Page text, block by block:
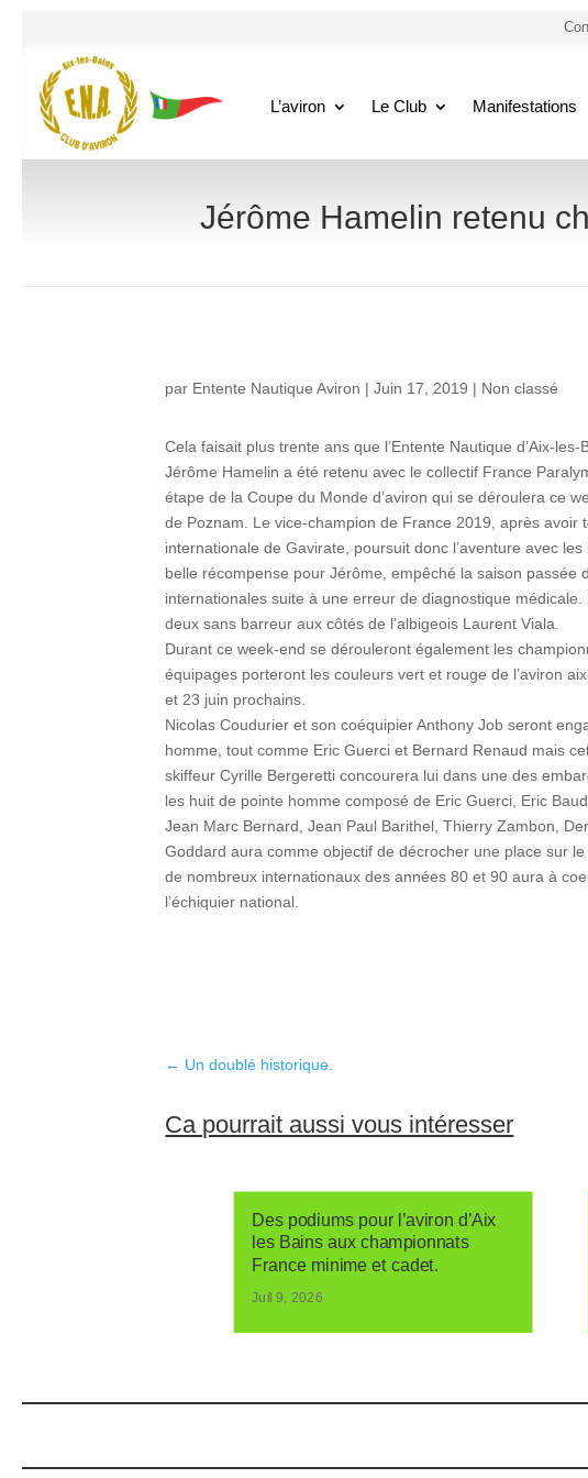
L’aviron Le Club Manifestations
Jérôme Hamelin retenu
par Entente Nautique Aviron |Juin 17, 2019 | Non classé
Cela faisait plus trente ans que l’Entente Nautique d’Aix-
Jérôme Hamelin a été retenu avec le collectif France
étape de la Coupe du Monde d’aviron qui se déroulera ce
de Poznam. Le vice-champion de France 2019, après avoir
internationale de Gavirate, poursuit donc l’aventure avec
belle récompense pour Jérôme, empêché la saison passée
internationales suite à une erreur de diagnostique
deux sans barreur aux côtés de l’albigeois Laurent Viala.
Durant ce week-end se dérouleront également les
équipages porteront les couleurs vert et rouge de l’aviron
et 23 juin prochains.
Nicolas Coudurier et son coéquipier Anthony Job seront
homme, tout comme Eric Guerci et Bernard Renaud mais
skiffeur Cyrille Bergeretti concourera lui dans une des
les huit de pointe homme composé de Eric Guerci, Eric
Jean Marc Bernard, Jean Paul Barithel, Thierry Zambon,
Goddard aura comme objectif de décrocher une place sur
de nombreux internationaux des années 80 et 90 aura à
l’échiquier national.
← Un doublé historique.
Ca pourrait aussi vous intéresser
Des podiums pour l’aviron d’Aix
les Bains aux championnats
France minime et cadet.
Juil 9, 2026